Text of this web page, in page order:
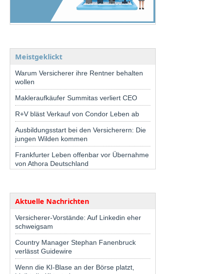
Meistgeklickt
Warum Versicherer ihre Rentner behalten
wollen
Makleraufkäufer Summitas verliert CEO
R+V bläst Verkauf von Condor Leben ab
Ausbildungsstart bei den Versicherern: Die
jungen Wilden kommen
Frankfurter Leben offenbar vor Übernahme
von Athora Deutschland
Aktuelle Nachrichten
Versicherer-Vorstände: Auf Linkedin eher
schweigsam
Country Manager Stephan Fanenbruck
verlässt Guidewire
Wenn die KI-Blase an der Börse platzt,